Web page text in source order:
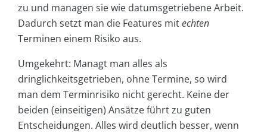
zu und managen sie wie datumsgetriebene Arbeit.
Dadurch setzt man die Features mitechten
Terminen einem Risiko aus.
Umgekehrt: Managt man alles als
dringlichkeitsgetrieben, ohne Termine, so wird
man dem Terminrisiko nicht gerecht. Keine der
beiden (einseitigen) Ansätze führt zu guten
Entscheidungen. Alles wird deutlich besser, wenn